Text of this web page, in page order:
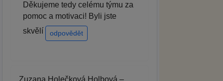
Děkujeme tedy celému týmu za
pomoc a motivaci! Byli jste
skvělí
odpovědět
Zuzana Holečková Holbová –